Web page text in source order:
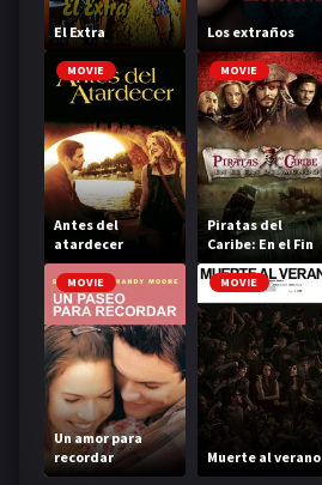
El Extra Los extraños
MOVIE
Antes del
atardecer
MOVIE
Piratas del
Caribe: En el Fin
del Mundo
MOVIE
Un amor para
recordar
MOVIE
Muerte al verano